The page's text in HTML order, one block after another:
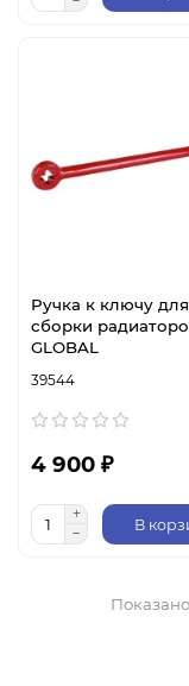
Ручка к ключу для
сборки
GLOBAL
39544
4 900 ₽
В
Показано